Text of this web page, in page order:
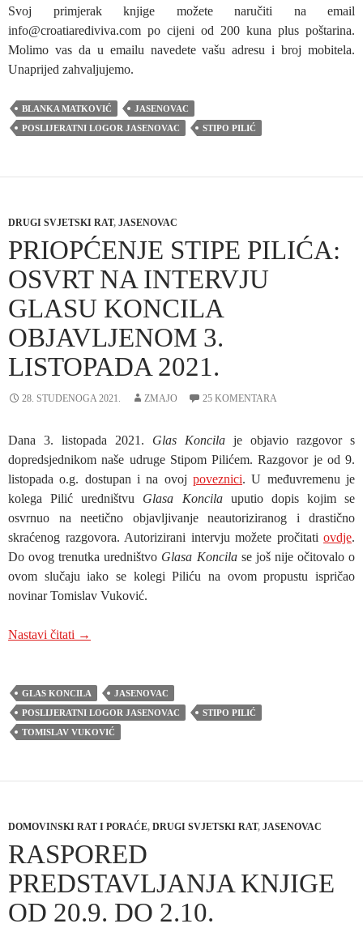
Svoj primjerak knjige možete naručiti na email
info@croatiarediviva.com po cijeni od 200 kuna plus poštarina.
Molimo vas da u emailu navedete vašu adresu i broj mobitela.
Unaprijed zahvaljujemo.
BLANKA MATKOVIĆ
JASENOVAC
POSLIJERATNI LOGOR JASENOVAC
STIPO PILIĆ
DRUGI SVJETSKI RAT, JASENOVAC
PRIOPĆENJE STIPE PILIĆA:
OSVRT NA INTERVJU
GLASU KONCILA
OBJAVLJENOM 3.
LISTOPADA 2021.
28. STUDENOGA 2021. ZMAJO 25 KOMENTARA
Dana 3. listopada 2021. Glas Koncila je objavio razgovor s
dopredsjednikom naše udruge Stipom Pilićem. Razgovor je od 9.
listopada o.g. dostupan i na ovoj poveznici. U međuvremenu je
kolega Pilić uredništvu Glasa Koncilauputio dopis kojim se
osvrnuo na neetično objavljivanje neautoriziranog i drastično
skraćenog razgovora. Autorizirani intervju možete pročitati ovdje.
Do ovog trenutka uredništvo Glasa Koncilase još nije očitovalo o
ovom slučaju iako se kolegi Piliću na ovom propustu ispričao
novinar Tomislav Vuković.
Nastavi čitati PRIOPĆENJE STIPE PILIĆA: OSVRT NA
→
GLAS KONCILA
JASENOVAC
POSLIJERATNI LOGOR JASENOVAC
STIPO PILIĆ
TOMISLAV VUKOVIĆ
DOMOVINSKI RAT I PORAĆE, DRUGI SVJETSKI RAT, JASENOVAC
RASPORED
PREDSTAVLJANJA KNJIGE
OD 20.9. DO 2.10.